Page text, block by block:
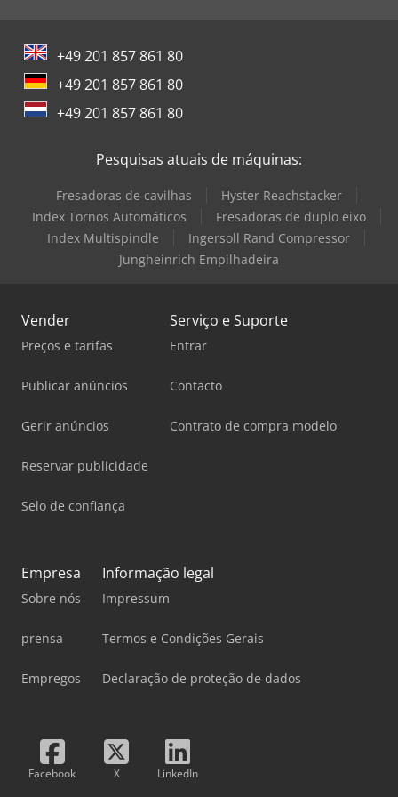
Altura de construção 4000 mm Veja fotos para detalhes.
mais caminhões industriais em estoque!! Oferecemos a
possibilidade de terça e quinta entre as 9h e as 16h Pode
ser visto mediante marcação telefónica. Se necessário, o
item pode ser retirado imediatamente. todas as dimensões
armazenamento, carrinhos O seguinte se aplica a todas as
ofertas: todas as informações sujeitas a alterações - fotos
semelhantes!!
+49 201 857 861 80
+49 201 857 861 80
+49 201 857 861 80
Pesquisas atuais de máquinas:
Fresadoras de cavilhas
Hyster Reachstacker
Index Tornos Automáticos
Fresadoras de duplo eixo
Index Multispindle
Ingersoll Rand Compressor
Jungheinrich Empilhadeira
Vender
Preços e tarifas
Publicar anúncios
Gerir anúncios
Reservar publicidade
Selo de confiança
Serviço e Suporte
Entrar
Contacto
Contrato de compra modelo
Empresa
Sobre nós
prensa
Empregos
Informação legal
Impressum
Termos e Condições Gerais
Declaração de proteção de dados
Facebook X LinkedIn